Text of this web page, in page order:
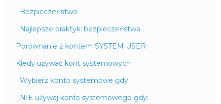
Bezpieczeństwo
Najlepsze praktyki bezpieczeństwa
Porównanie z kontem SYSTEM USER
Kiedy używać kont systemowych
Wybierz konto systemowe gdy:
NIE używaj konta systemowego gdy: